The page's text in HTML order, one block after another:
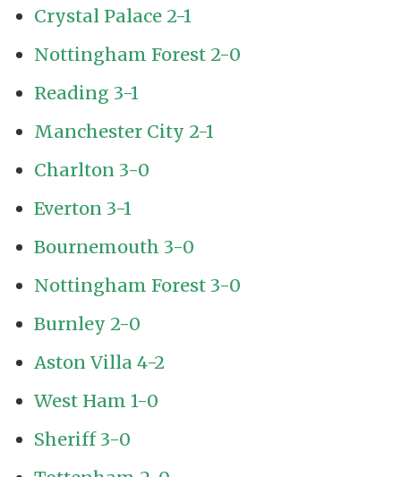
Crystal Palace 2-1
Nottingham Forest 2-0
Reading 3-1
Manchester City 2-1
Charlton 3-0
Everton 3-1
Bournemouth 3-0
Nottingham Forest 3-0
Burnley 2-0
Aston Villa 4-2
West Ham 1-0
Sheriff 3-0